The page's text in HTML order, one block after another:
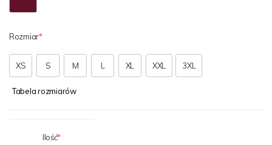
Rozmiar
XS S M L XL XXL 3XL
Tabela rozmiarów
Ilość